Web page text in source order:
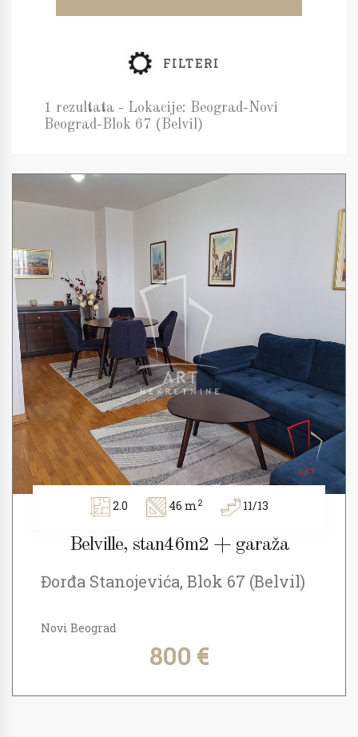
FILTERI
1 rezultata - Lokacije: Beograd-Novi
Beograd-Blok 67 (Belvil)
2.0 46 m2 11/13
Belville, stan46m2 + garaža
Đorđa Stanojevića, Blok 67 (Belvil)
Novi Beograd
800 €